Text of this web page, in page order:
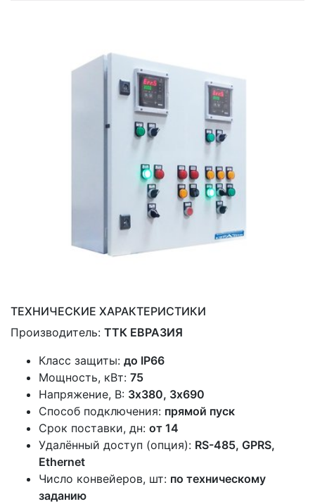
ТЕХНИЧЕСКИЕ ХАРАКТЕРИСТИКИ
Производитель: ТТК ЕВРАЗИЯ
Класс защиты: до IP66
Мощность, кВт: 75
Напряжение, В: 3х380, 3х690
Способ подключения: прямой пуск
Срок поставки, дн: от 14
Удалённый доступ (опция): RS-485, GPRS,
Ethernet
Число конвейеров, шт: по техническому
заданию